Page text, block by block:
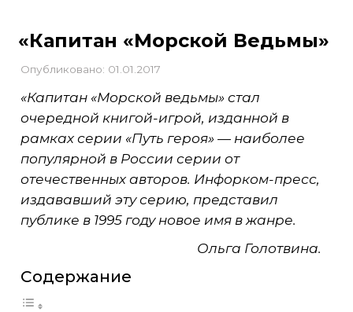
«Капитан «Морской Ведьмы»
Опубликовано: 01.01.2017
«Капитан «Морской ведьмы» стал
очередной книгой-игрой, изданной в
рамках серии «Путь героя» — наиболее
популярной в России серии от
отечественных авторов. Инфорком-пресс,
издававший эту серию, представил
публике в 1995 году новое имя в жанре.
Ольга Голотвина.
Содержание